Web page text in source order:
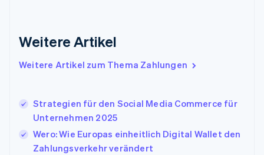
Weitere Artikel
Weitere Artikel zum Thema Zahlungen
Strategien für den Social Media Commerce für
Unternehmen 2025
Wero: Wie Europas einheitlich Digital Wallet den
Zahlungsverkehr verändert
English
Italien
Italiano English
EnglishFrançais
Kroatien
EnglishItaliano
Lettland